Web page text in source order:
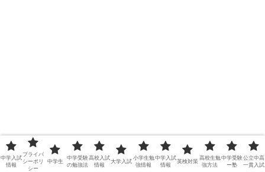
中学入試
情報
プライバ
シーポリ
シー
中学生
中学受験
の勉強法
高校入試
情報
大学入試
小学生勉
強情報
中学入試
情報
英検対策
高校生勉
強方法
中学受験
ー塾
公立中高
一貫入試